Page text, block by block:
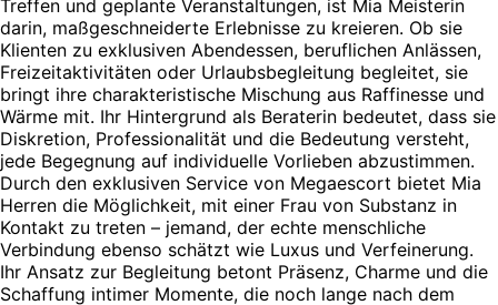
Treffen und geplante Veranstaltungen, ist Mia Meisterin
darin, maßgeschneiderte Erlebnisse zu kreieren. Ob sie
Klienten zu exklusiven Abendessen, beruflichen Anlässen,
Freizeitaktivitäten oder Urlaubsbegleitung begleitet, sie
bringt ihre charakteristische Mischung aus Raffinesse und
Wärme mit. Ihr Hintergrund als Beraterin bedeutet, dass sie
Diskretion, Professionalität und die Bedeutung versteht,
jede Begegnung auf individuelle Vorlieben abzustimmen.
Durch den exklusiven Service von Megaescort bietet Mia
Herren die Möglichkeit, mit einer Frau von Substanz in
Kontakt zu treten – jemand, der echte menschliche
Verbindung ebenso schätzt wie Luxus und Verfeinerung.
Ihr Ansatz zur Begleitung betont Präsenz, Charme und die
Schaffung intimer Momente, die noch lange nach dem